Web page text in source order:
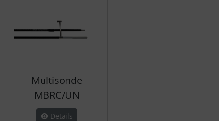
Multisonde
MBRC/UN
Details